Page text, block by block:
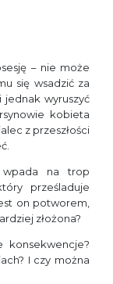
– nie może
się wsadzić za
wyruszyć
kobieta
z przeszłości
wpada na trop
prześladuje
on potworem,
złożona?
konsekwencje?
I czy można